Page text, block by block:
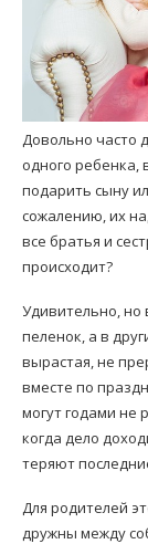
Довольно часто
одного ребенка,
подарить сыну
сожалению, их
все братья и
происходит?
Удивительно, но
пеленок, а в
вырастая, не
вместе по
могут годами не
когда дело
теряют
Для родителей
дружны между